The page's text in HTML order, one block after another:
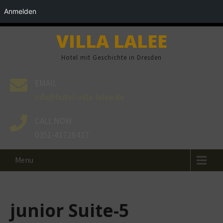
Anmelden
VILLA LALEE
Hotel mit Geschichte in Dresden
Menu
junior Suite-5